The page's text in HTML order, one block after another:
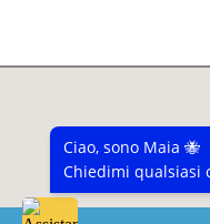
Ciao, sono Maia 🐝
Chiedimi qualsiasi